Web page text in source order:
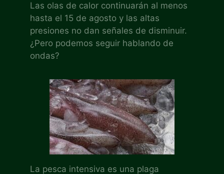
Las olas de calor continuarán al menos
hasta el 15 de agosto y las altas
presiones no dan señales de disminuir.
¿Pero podemos seguir hablando de
ondas?
La pesca intensiva es una plaga